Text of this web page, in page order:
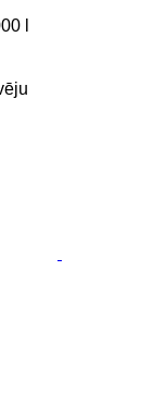
l